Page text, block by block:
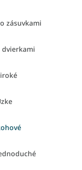
zásuvkami
dvierkami